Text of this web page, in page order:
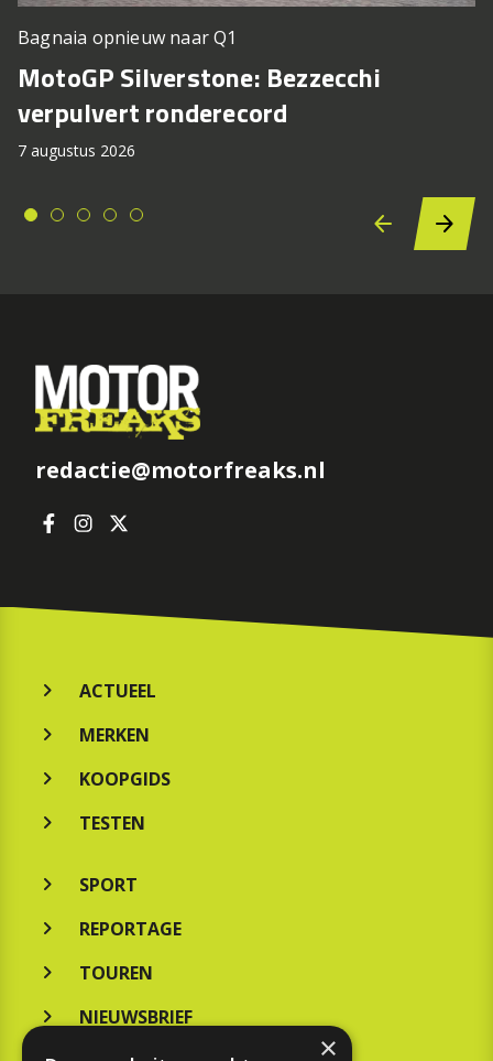
Bagnaia opnieuw naar Q1
MotoGP Silverstone: Bezzecchi
verpulvert ronderecord
7 augustus 2026
redactie@motorfreaks.nl
ACTUEEL
MERKEN
KOOPGIDS
TESTEN
SPORT
REPORTAGE
TOUREN
NIEUWSBRIEF
×